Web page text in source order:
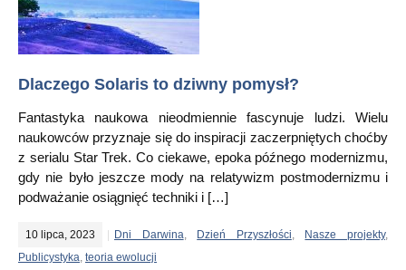
Dlaczego Solaris to dziwny pomysł?
Fantastyka naukowa nieodmiennie fascynuje ludzi. Wielu
naukowców przyznaje się do inspiracji zaczerpniętych choćby
z serialu Star Trek. Co ciekawe, epoka późnego modernizmu,
gdy nie było jeszcze mody na relatywizm postmodernizmu i
podważanie osiągnięć techniki i […]
10 lipca, 2023 Dni Darwina, Dzień Przyszłości, Nasze projekty,
Publicystyka, teoria ewolucji